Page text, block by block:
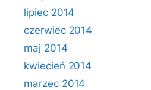
lipiec 2014
czerwiec 2014
maj 2014
kwiecień 2014
marzec 2014